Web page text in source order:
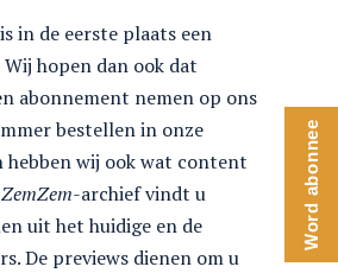
is in de eerste plaats een
hopen dan ook dat
abonnement nemen op ons
bestellen in onze
hebben wij ook wat content
ZemZem-archief vindt u
uit het huidige en de
De previews dienen om u
Word abonnee